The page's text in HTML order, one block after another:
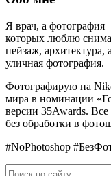
Я врач, а фотография
которых люблю
пейзаж, архитектура,
уличная фотография.
Фотографирую на
мира в номинации
версии 35Awards.
без обработки в
#NoPhotoshop
Поиск